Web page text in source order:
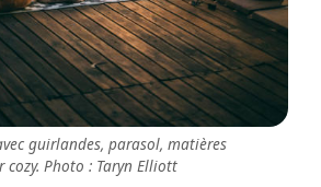
guirlandes, parasol, matières
Photo : Taryn Elliott